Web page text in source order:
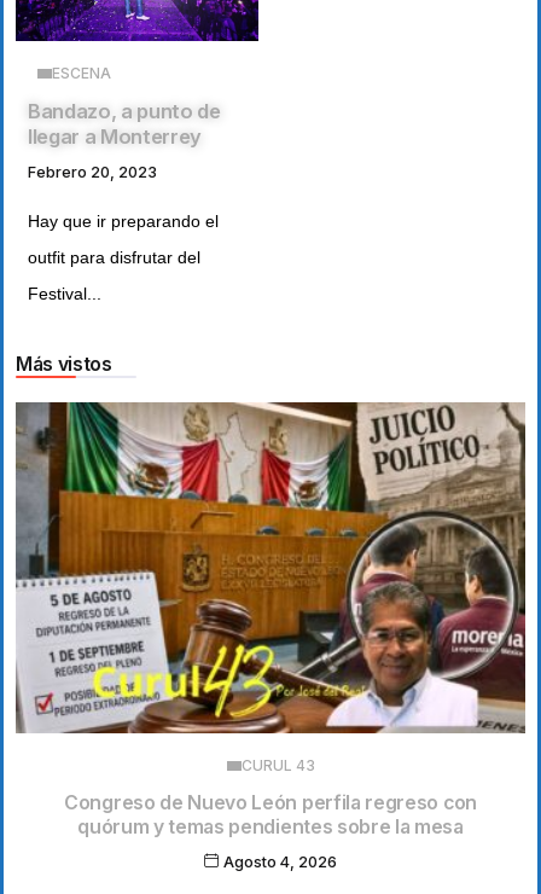
ESCENA
Bandazo, a punto de
llegar a Monterrey
Febrero 20, 2023
Hay que ir preparando el
outfit para disfrutar del
Festival...
Más vistos
CURUL 43
Congreso de Nuevo León perfila regreso con
quórum y temas pendientes sobre la mesa
Agosto 4, 2026